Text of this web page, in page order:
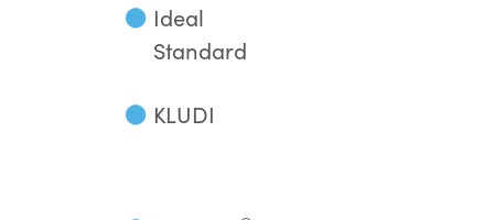
⬤ Ideal
Standard
⬤ KLUDI